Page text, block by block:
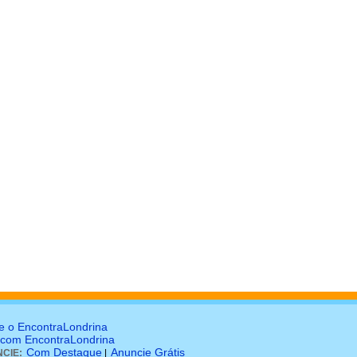
o EncontraLondrina
EncontraLondrina
Com Destaque Anuncie Grátis